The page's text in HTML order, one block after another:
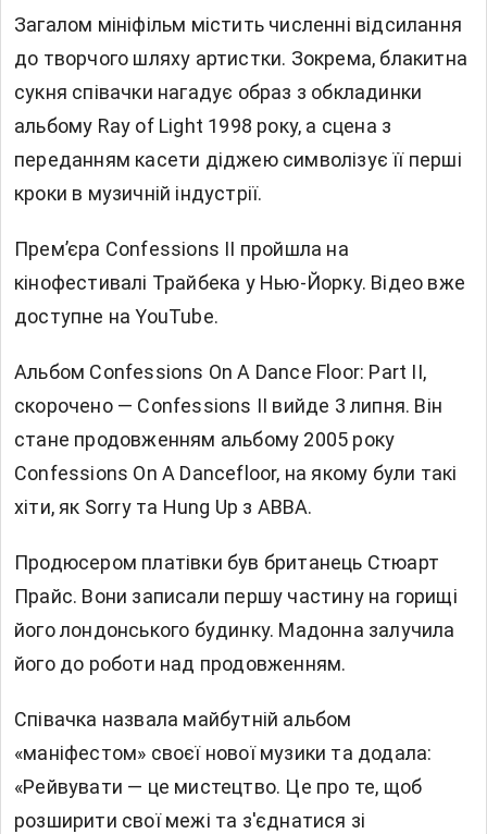
Загалом мініфільм містить численні відсилання
до творчого шляху артистки. Зокрема, блакитна
сукня співачки нагадує образ з обкладинки
альбому Ray of Light 1998 року, а сцена з
переданням касети діджею символізує її перші
кроки в музичній індустрії.
Премʼєра Confessions II пройшла на
кінофестивалі Трайбека у Нью-Йорку. Відео вже
доступне на YouTube.
Альбом Confessions On A Dance Floor: Part II,
скорочено — Confessions ІІ вийде 3 липня. Він
стане продовженням альбому 2005 року
Confessions On A Dancefloor, на якому були такі
хіти, як Sorry та Hung Up з ABBA.
Продюсером платівки був британець Стюарт
Прайс. Вони записали першу частину на горищі
його лондонського будинку. Мадонна залучила
його до роботи над продовженням.
Співачка назвала майбутній альбом
«маніфестом» своєї нової музики та додала:
«Рейвувати — це мистецтво. Це про те, щоб
розширити свої межі та з'єднатися зі